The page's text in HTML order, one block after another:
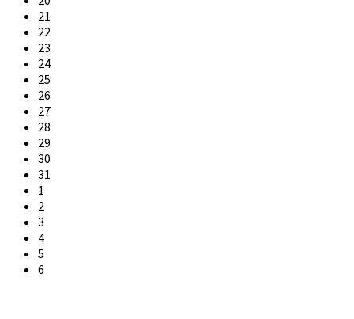
21
22
23
24
25
26
27
28
29
30
31
1
2
3
4
5
6